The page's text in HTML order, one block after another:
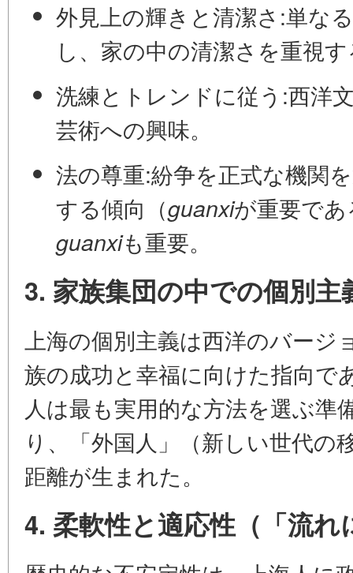
外見上の輝きと清潔さ:単な
し、家の中の清潔さを重視
洗練とトレンドに従う:西洋
芸術への興味。
法の尊重:紛争を正式な機関
する傾向（guanxiが重要で
guanxiも重要。
3. 家族集団の中での個別主
上海の個別主義は西洋のバージ
族の成功と幸福に向けた指向で
人は最も実用的な方法を選ぶ
り、「外国人」（新しい世代の
距離が生まれた。
4. 柔軟性と適応性（「流れ